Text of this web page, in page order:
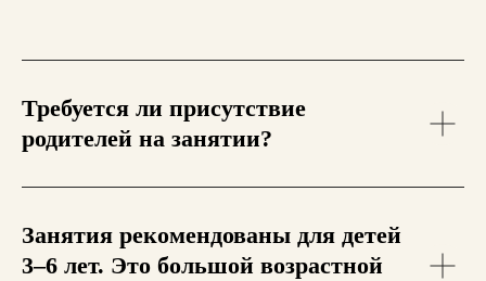
Требуется ли присутствие
родителей на занятии?
Занятия рекомендованы для детей
3–6 лет. Это большой возрастной